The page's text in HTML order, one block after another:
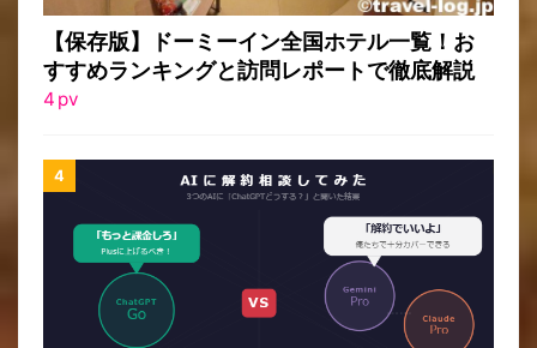
【保存版】ドーミーイン全国ホテル一覧！お
すすめランキングと訪問レポートで徹底解説
4 pv